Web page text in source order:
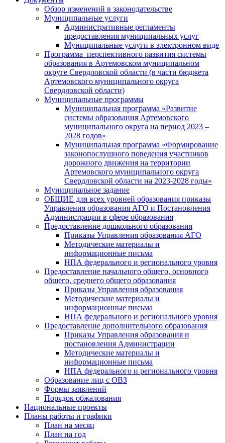
Обзор изменений в законодательстве
Муниципальные услуги
Административные регламенты
предоставления муниципальных услуг
Муниципальные услуги в электронном виде
Программа перспективного развития системы
образования в Артемовском муниципальном
округе Свердловской области (в части бюджета
Артемовского муниципального округа
Свердловской области)
Муниципальные программы
Муниципальная программа «Развитие
системы образования Артемовского
муниципального округа на период 2023 –
2028 годов»
Муниципальная программа «Формирование
законопослушного поведения участников
дорожного движения на территории
Артемовского муниципального округа
Свердловской области на 2023-2028 годы»
Муниципальное задание
ОБЩИЕ для всех уровней образования приказы
Управления образования АГО и Постановления
Администрации в сфере образования
Предоставление дошкольного образования
Приказы Управления образования АГО
Методические материалы и
информационные письма
НПА федерального и регионального уровня
Предоставление начального общего, основного
общего, среднего общего образования
Приказы Управления образования
Методические материалы и
информационные письма
НПА федерального и регионального уровня
Предоставление дополнительного образования
Приказы Управления образования и
постановления Администрации
Методические материалы и
информационные письма
НПА федерального и регионального уровня
Образование лиц с ОВЗ
Формы заявлений
Порядок обжалования
Национальные проекты
Планы работы и графики
План на месяц
План на год